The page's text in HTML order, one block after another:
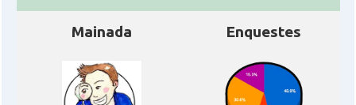
Mainada Enquestes